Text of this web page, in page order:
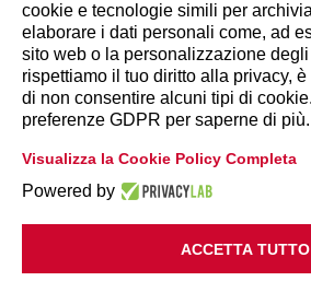
INFORMAZIONI
Disclaimer
Privacy Policy
Cookie Policy|Modifica preferenze
cookie e tecnologie simili per
elaborare i dati personali come, ad
sito web o la personalizzazione
rispettiamo il tuo diritto alla privacy,
di non consentire alcuni tipi di
preferenze GDPR per saperne di più.
Visualizza la Cookie Policy Completa
Powered by
ACCETTA TUTTO